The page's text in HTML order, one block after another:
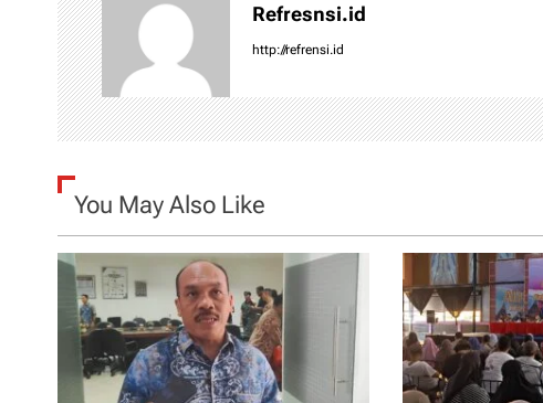
a
v
i
g
t
Refresnsi.id
http://refrensi.id
You May Also Like